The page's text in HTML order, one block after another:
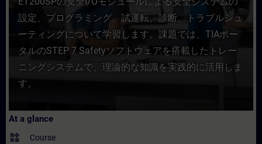
設定、プログラミング、試運転、診断、トラブルシュ
ーティングについて学習します。課題では、TIAポー
タルのSTEP 7 Safetyソフトウェアを搭載したトレー
ニングシステムで、理論的な知識を実践的に活用しま
す。
At a glance
widgets Course